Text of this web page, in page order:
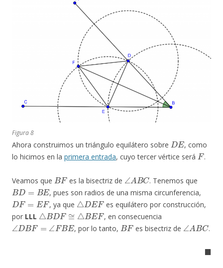
Figura 8
Ahora construimos un triángulo equilátero sobre
D E
, como
lo hicimos en la primera entrada, cuyo tercer vértice será
F
.
Veamos que
BF
es la bisectriz de
∠ A BC
. Tenemos que
BD=BE
, pues son radios de una misma circunferencia,
DF=
, ya que
△ DEF
es equilátero por construcción,
por LLL
△BDF≅△ BEF
, en consecuencia
∠DBF=∠FBE
, por lo tanto,
BF
es bisectriz de
∠ A BC
.
◼